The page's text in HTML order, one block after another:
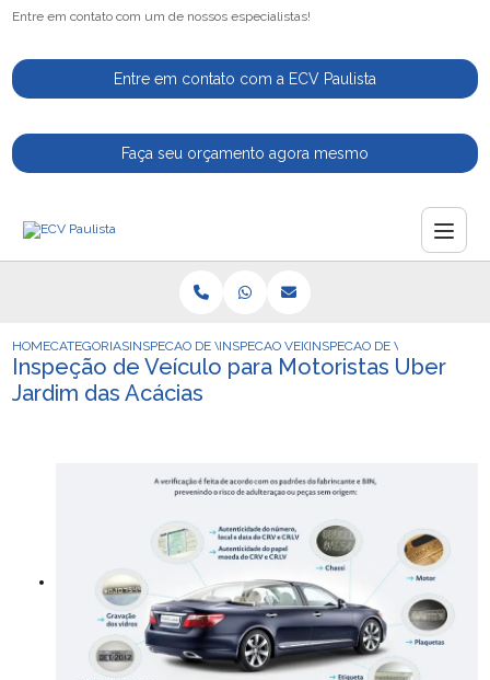
Entre em contato com um de nossos especialistas!
Entre em contato com a ECV Paulista
Faça seu orçamento agora mesmo
HOMECATEGORIASINSPECAO DE VEICULOSINSPECAO VEICULAR DETRAN
INSPECAO DE VEICULO
Inspeção de Veículo para Motoristas Uber
Jardim das Acácias